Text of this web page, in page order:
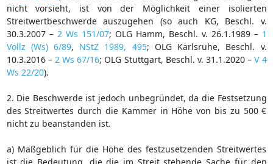
nicht vorsieht, ist von der Möglichkeit einer isolierten
Streitwertbeschwerde auszugehen (so auch KG, Beschl. v.
30.3.2007 – 2 Ws 151/07; OLG Hamm, Beschl. v. 26.1.1989 – 1
Vollz (Ws) 6/89, NStZ 1989, 495; OLG Karlsruhe, Beschl. v.
10.3.2016 – 2 Ws 67/16; OLG Stuttgart, Beschl. v. 31.1.2020 –V 4
Ws 22/20).
2. Die Beschwerde ist jedoch unbegründet, da die Festsetzung
des Streitwertes durch die Kammer in Höhe von bis zu 500 €
nicht zu beanstanden ist.
a) Maßgeblich für die Höhe des festzusetzenden Streitwertes
ist die Bedeutung, die die im Streit stehende Sache für den